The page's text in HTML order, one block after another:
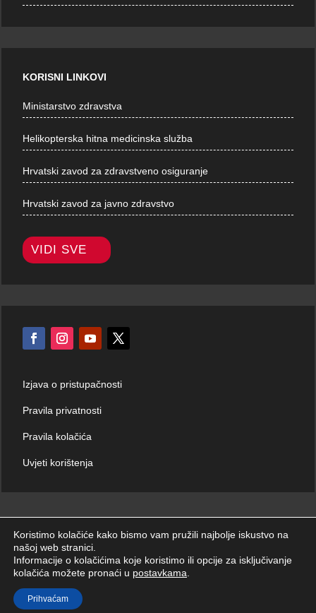
KORISNI LINKOVI
Ministarstvo zdravstva
Helikopterska hitna medicinska služba
Hrvatski zavod za zdravstveno osiguranje
Hrvatski zavod za javno zdravstvo
VIDI SVE
Izjava o pristupačnosti
Pravila privatnosti
Pravila kolačića
Uvjeti korištenja
© Hrvatski zavod za hitnu medicinu 2026. | Sva prava zadržana.
Koristimo kolačiće kako bismo vam pružili najbolje iskustvo na
našoj web stranici.
Informacije o kolačićima koje koristimo ili opcije za isključivanje
kolačića možete pronaći u postavkama
Prihvaćam